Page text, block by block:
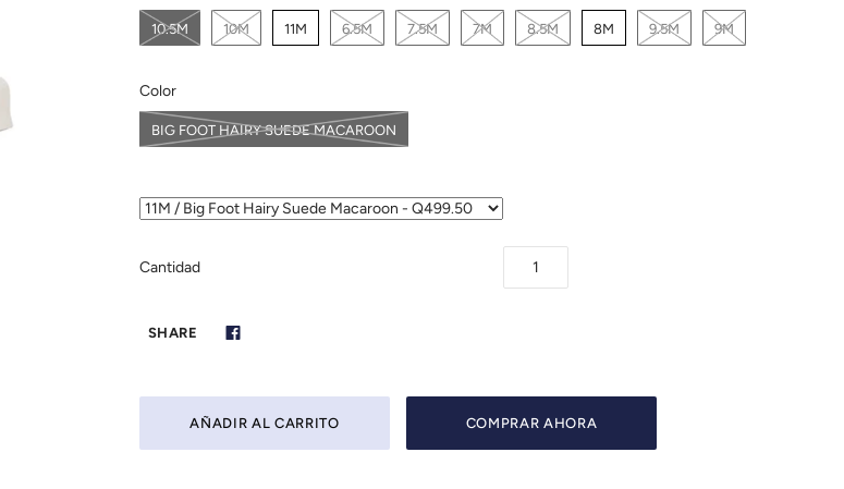
10.5M 10M 11M 6.5M 7.5M 7M 8.5M 8M 9.5M 9M
Color
BIG FOOT HAIRY SUEDE MACAROON
Cantidad
SHARE
COMPRAR AHORA